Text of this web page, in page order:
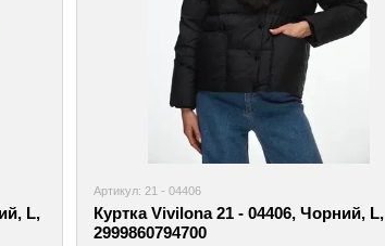
L,
Артикул: 21 - 04406
Куртка Vivilona 21 - 04406, Чорний, L,
2999860794700